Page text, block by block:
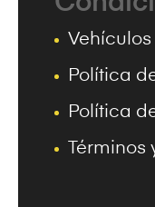
Política
Política